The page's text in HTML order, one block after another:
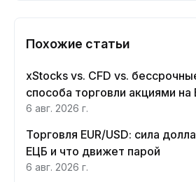
Похожие статьи
xStocks vs. CFD vs.
способа торговли акциями на
6 авг. 2026 г.
Торговля EUR/USD: сила
ЕЦБ и что движет парой
6 авг. 2026 г.